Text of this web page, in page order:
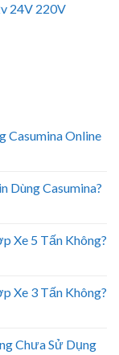
24V 220V
Casumina Online
Dùng Casumina?
Xe 5 Tấn Không?
Xe 3 Tấn Không?
Chưa Sử Dụng